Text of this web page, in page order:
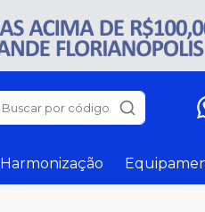
Buscar por código
Harmonização